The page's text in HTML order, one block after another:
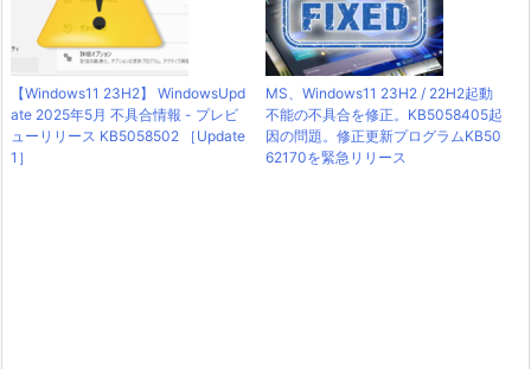
【Windows11 23H2】 WindowsUpd
ate 2025年5月 不具合情報 - プレビ
ューリリース KB5058502 ［Update
1］
MS、Windows11 23H2 / 22H2起動
不能の不具合を修正。KB5058405起
因の問題。修正更新プログラムKB50
62170を緊急リリース